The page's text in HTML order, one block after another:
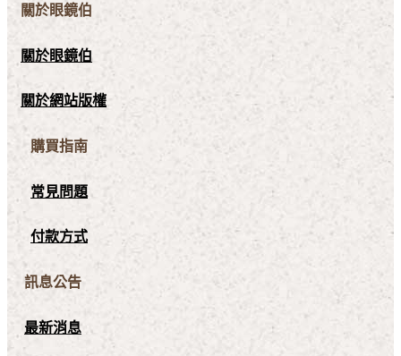
關於眼鏡伯
關於眼鏡伯
關於網站版權
購買指南
常見問題
付款方式
訊息公告
最新消息